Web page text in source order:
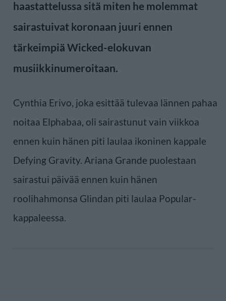
haastattelussa sitä miten he molemmat
sairastuivat koronaan juuri ennen
tärkeimpiä Wicked-elokuvan
musiikkinumeroitaan.
Cynthia Erivo, joka esittää tulevaa lännen pahaa
noitaa Elphabaa, oli sairastunut vain viikkoa
ennen kuin hänen piti laulaa ikoninen kappale
Defying Gravity. Ariana Grande puolestaan
sairastui päivää ennen kuin hänen
roolihahmonsa Glindan piti laulaa Popular-
kappaleessa.